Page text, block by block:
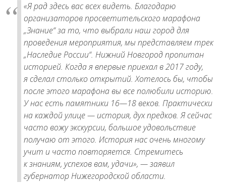
в
Нижнем
Новгороде.
«Я рад здесь вас всех видеть. Благодарю
организаторов просветительского марафона
„Знание“ за то, что выбрали наш город для
проведения мероприятия, мы представляем трек
„Наследие России“. Нижний Новгород пропитан
историей. Когда я впервые приехал в 2017 году,
я сделал столько открытий. Хотелось бы, чтобы
после этого марафона вы все полюбили историю.
У нас есть памятники 16—18 веков. Практически
на каждой улице — история, дух предков. Я сейчас
часто вожу экскурсии, большое удовольствие
получаю от этого. История нас очень многому
учит и часто повторяется. Стремитесь
к знаниям, успехов вам, удачи», — заявил
губернатор Нижегородской области.